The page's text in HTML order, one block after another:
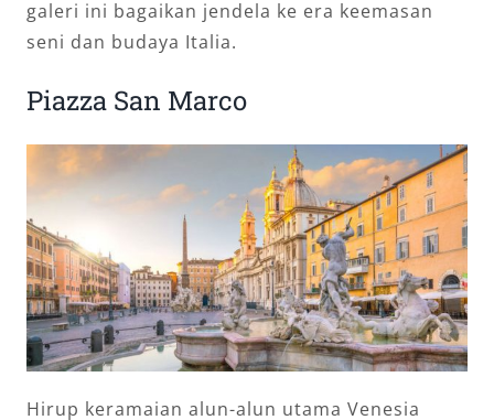
galeri ini bagaikan jendela ke era keemasan
seni dan budaya Italia.
Piazza San Marco
Hirup keramaian alun-alun utama Venesia